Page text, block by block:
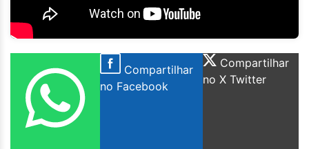
Compartilhar
no Facebook
Compartilhar
no X Twitter